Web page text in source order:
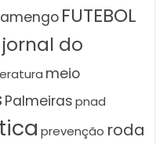
FUTEBOL
jornal do
meio
Palmeiras pnad
prevenção roda